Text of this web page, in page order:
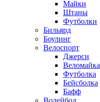
Майки
Штаны
Футболки
Бильярд
Боулинг
Велоспорт
Джерси
Веломайка
Футболка
Бейсболка
Бафф
Волейбол